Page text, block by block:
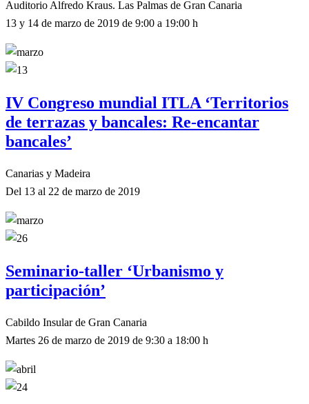
Auditorio Alfredo Kraus. Las Palmas de Gran Canaria
13 y 14 de marzo de 2019 de 9:00 a 19:00 h
IV Congreso mundial ITLA ‘Territorios
de terrazas y bancales: Re-encantar
bancales’
Canarias y Madeira
Del 13 al 22 de marzo de 2019
Seminario-taller ‘Urbanismo y
participación’
Cabildo Insular de Gran Canaria
Martes 26 de marzo de 2019 de 9:30 a 18:00 h